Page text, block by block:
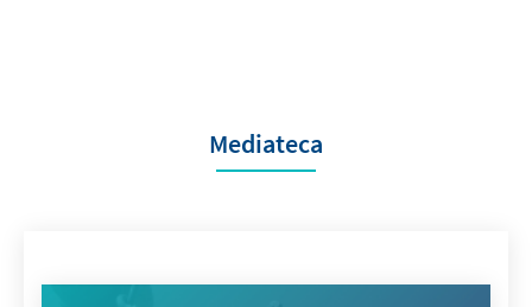
Mediateca